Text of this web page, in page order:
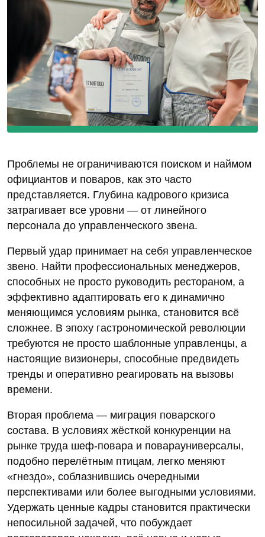
Проблемы не ограничиваются поиском и наймом
официантов и поваров, как это часто
представляется. Глубина кадрового кризиса
затрагивает все уровни — от линейного
персонала до управленческого звена.
Первый удар принимает на себя управленческое
звено. Найти профессиональных менеджеров,
способных не просто руководить рестораном, а
эффективно адаптировать его к динамично
меняющимся условиям рынка, становится всё
сложнее. В эпоху гастрономической революции
требуются не просто шаблонные управленцы, а
настоящие визионеры, способные предвидеть
тренды и оперативно реагировать на вызовы
времени.
Вторая проблема — миграция поварского
состава. В условиях жёсткой конкуренции на
рынке труда шеф-повара и поварауниверсалы,
подобно перелётным птицам, легко меняют
«гнездо», соблазнившись очередными
перспективами или более выгодными условиями.
Удержать ценные кадры становится практически
непосильной задачей, что побуждает